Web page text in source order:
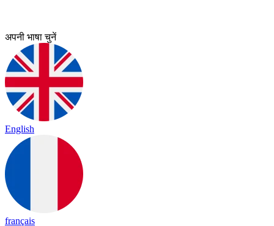
अपनी भाषा चुनें
English
français